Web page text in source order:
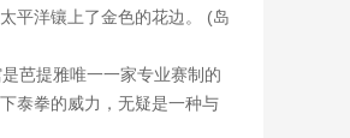
平洋镶上了金色的花边。 (岛
芭提雅唯一一家专业赛制的
泰拳的威力，无疑是一种与